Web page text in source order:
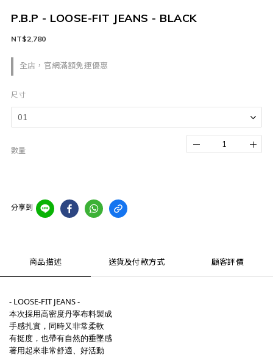
P.B.P - LOOSE-FIT JEANS - BLACK
全店，官網滿額免運優惠
NT$2,780
尺寸
數量
分享到
商品描述 送貨及付款方式 顧客評價
- LOOSE-FIT JEANS -
本次採用高密度丹寧布料製成
手感扎實，同時又非常柔軟
有挺度，也帶有自然的垂墜感
著用起來非常舒適、好活動